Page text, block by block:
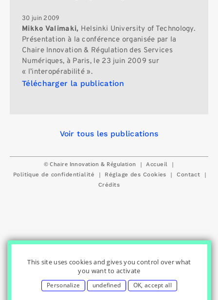
30 juin 2009
Mikko Valimaki, Helsinki University of Technology.
Présentation à la conférence organisée par la
Chaire Innovation & Régulation des Services
Numériques, à Paris, le 23 juin 2009 sur
« l’interopérabilité ».
Télécharger la publication
Voir tous les publications
© Chaire Innovation & Régulation | Accueil |
Politique de confidentialité | Réglage des Cookies | Contact |
Crédits
Contact
Rechercher
This site uses cookies and gives you control over what
you want to activate
Personalize undefined OK, accept all